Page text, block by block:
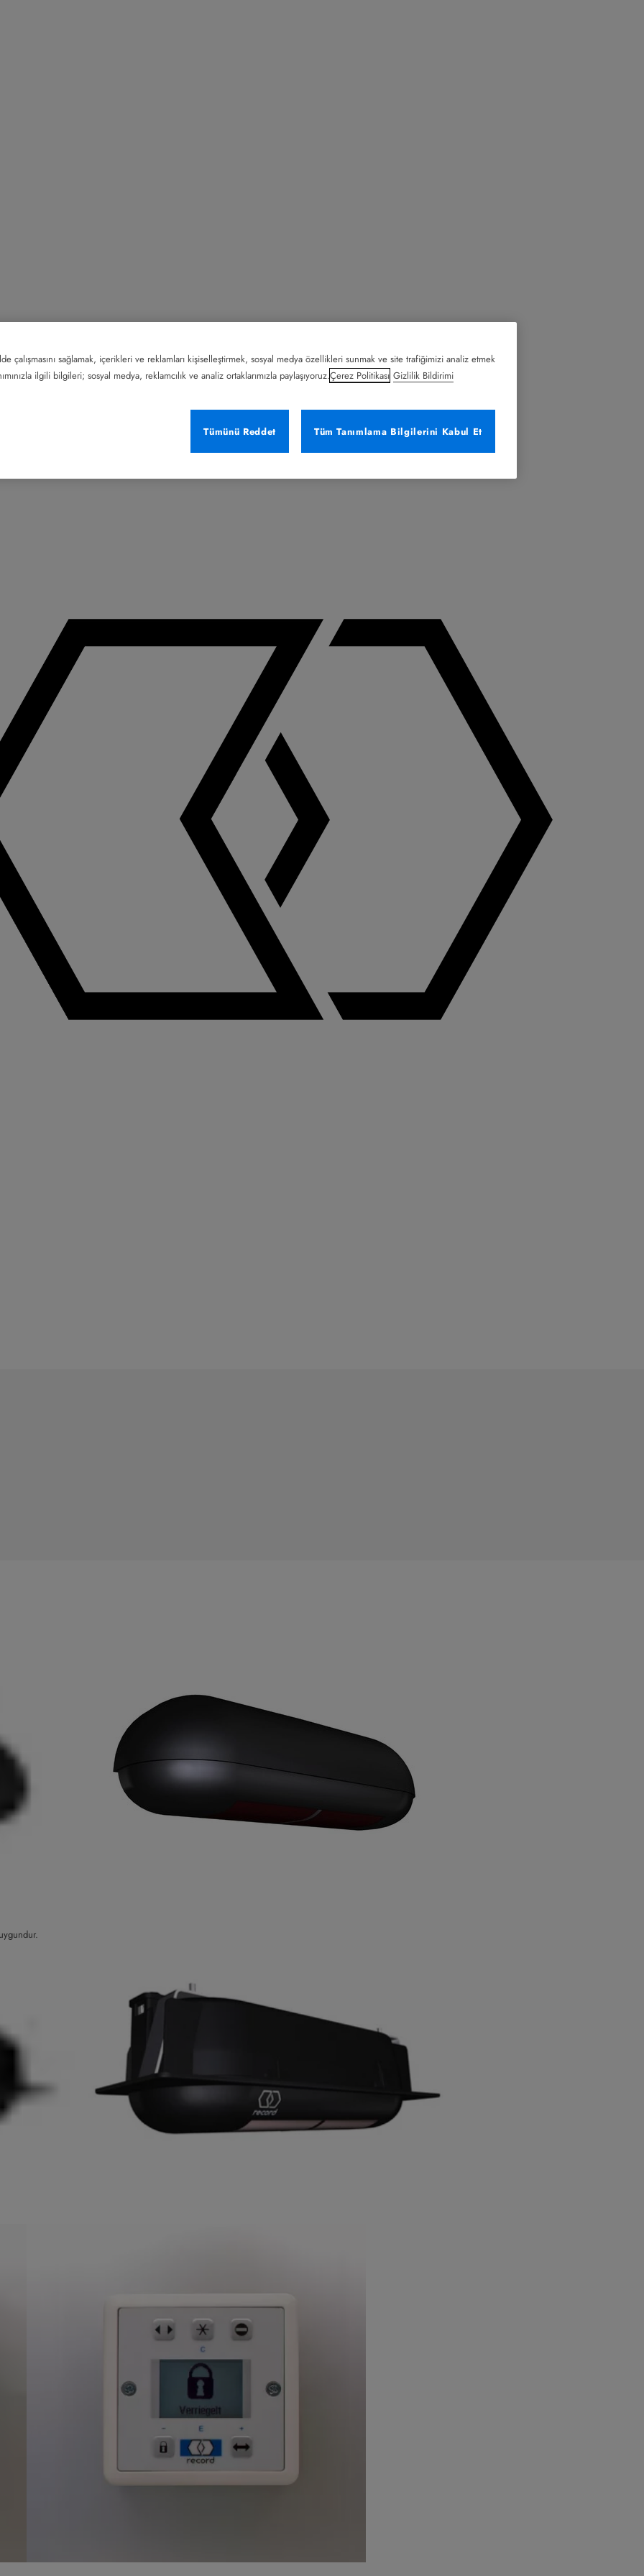
çalışmasını sağlamak, içerikleri ve reklamları kişiselleştirmek, sosyal medya özellikleri sunmak ve site trafiğimizi analiz etmek
ilgili bilgileri; sosyal medya, reklamcılık ve analiz ortaklarımızla paylaşıyoruz.Çerez Politikası Gizlilik Bildirimi
Tümünü Reddet
Tüm Tanımlama Bilgilerini Kabul Et